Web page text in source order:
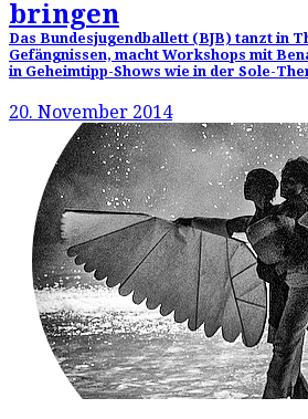
bringen
Das Bundesjugendballett (BJB) tanzt in
Gefängnissen, macht Workshops mit
in Geheimtipp-Shows wie in der Sole-
20. November 2014